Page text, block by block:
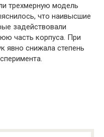
трехмерную модель
что наивысшие
задействовали
часть корпуса. При
явно снижала степень